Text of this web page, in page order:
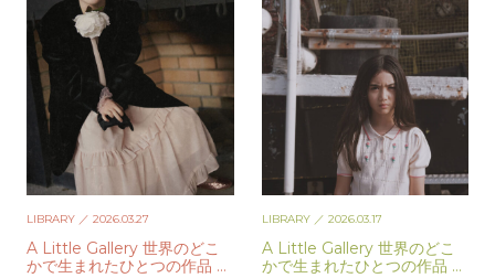
LIBRARY ／ 2026.03.27
A Little Gallery 世界のどこ
かで生まれたひとつの作品 V
LIBRARY／ 2026.03.17
A Little Gallery 世界のどこ
かで生まれたひとつの作品 V